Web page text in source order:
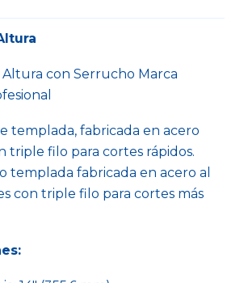
Altura con Serrucho Marca
templada, fabricada en acero
triple filo para cortes rápidos.
templada fabricada en acero al
con triple filo para cortes más